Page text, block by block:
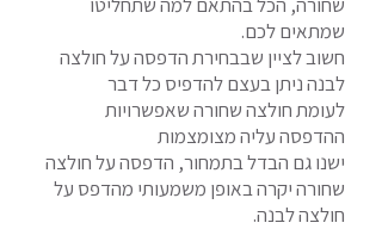
שמתאים לכם.
חשוב לציין שבבחירת הדפסה על חולצה
לבנה ניתן בעצם להדפיס כל דבר
לעומת חולצה שחורה שאפשרויות
ההדפסה עליה מצומצמות
ישנו גם הבדל בתמחור, הדפסה על חולצה
שחורה יקרה באופן משמעותי מהדפס על
חולצה לבנה.